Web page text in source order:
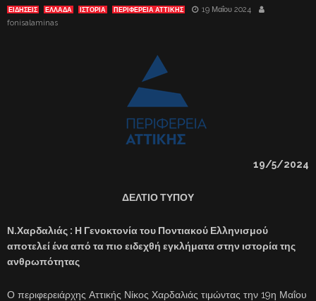
ΕΙΔΗΣΕΙΣ ΕΛΛΑΔΑ ΙΣΤΟΡΙΑ ΠΕΡΙΦΕΡΕΙΑ ΑΤΤΙΚΗΣ
19 Μαΐου 2024
fonisalaminas
19/5/2024
ΔΕΛΤΙΟ ΤΥΠΟΥ
Ν.Χαρδαλιάς : Η Γενοκτονία του Ποντιακού Ελληνισμού
αποτελεί ένα από τα πιο ειδεχθή εγκλήματα στην ιστορία της
ανθρωπότητας
Ο περιφερειάρχης Αττικής Νίκος Χαρδαλιάς τιμώντας την 19η Μαΐου